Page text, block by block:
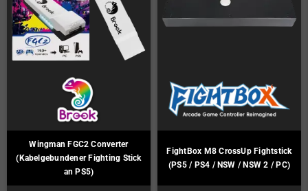
Wingman FGC2 Converter
(Kabelgebundener Fighting Stick
an PS5)
FightBox M8 CrossUp Fightstick
(PS5 / PS4 / NSW / NSW 2 / PC)